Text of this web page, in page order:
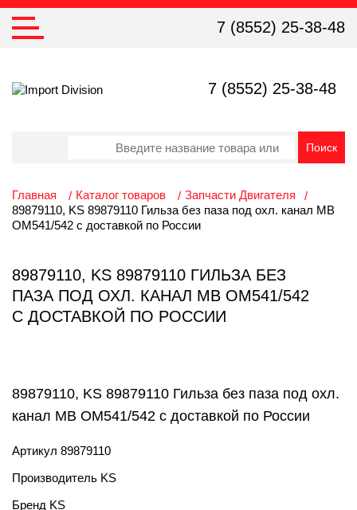
7 (8552) 25-38-48
7 (8552) 25-38-48
Главная Каталог товаров
Запчасти Двигателя
89879110, KS 89879110 Гильза без паза под охл. канал MB
OM541/542 с доставкой по России
89879110, KS 89879110 ГИЛЬЗА БЕЗ
ПАЗА ПОД ОХЛ. КАНАЛ MB OM541/542
С ДОСТАВКОЙ ПО РОССИИ
89879110, KS 89879110 Гильза без паза под охл.
канал MB OM541/542 с доставкой по России
Артикул 89879110
Производитель KS
Бренд KS